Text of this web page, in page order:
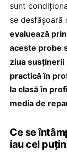
sunt
se desfăşoară
evaluează
aceste probe
ziua susţinerii
practică în
la clasă în
media de
Ce se
iau cel